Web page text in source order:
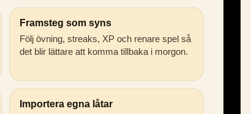
Framsteg som syns
Följ övning, streaks, XP och renare spel så
det blir lättare att komma tillbaka i morgon.
Importera egna låtar